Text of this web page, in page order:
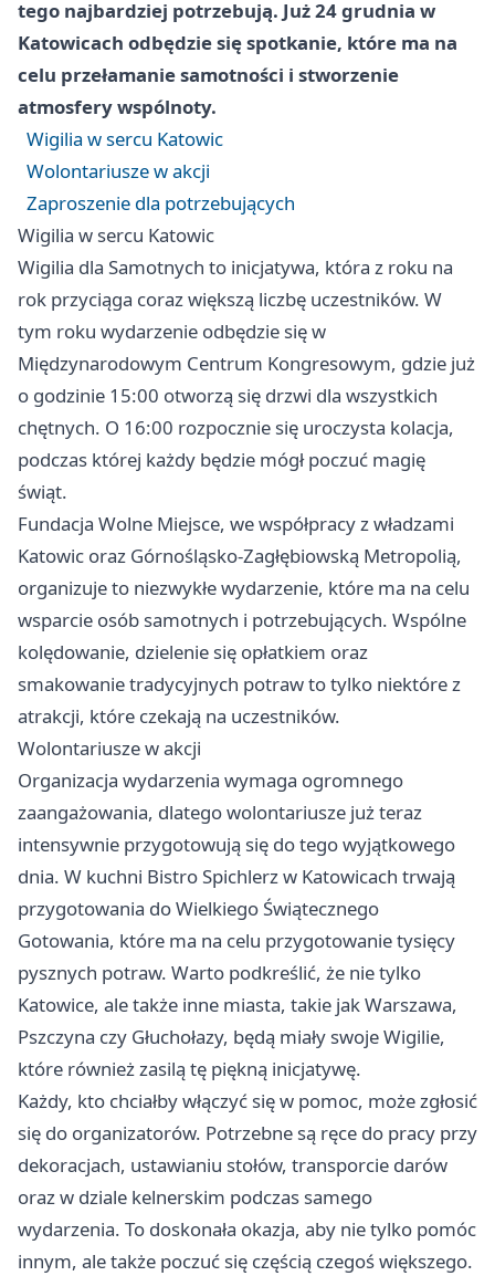
tego najbardziej potrzebują. Już 24 grudnia w
Katowicach odbędzie się spotkanie, które ma na
celu przełamanie samotności i stworzenie
atmosfery wspólnoty.
Wigilia w sercu Katowic
Wolontariusze w akcji
Zaproszenie dla potrzebujących
Wigilia w sercu Katowic
Wigilia dla Samotnych to inicjatywa, która z roku na
rok przyciąga coraz większą liczbę uczestników. W
tym roku wydarzenie odbędzie się w
Międzynarodowym Centrum Kongresowym, gdzie już
o godzinie 15:00 otworzą się drzwi dla wszystkich
chętnych. O 16:00 rozpocznie się uroczysta kolacja,
podczas której każdy będzie mógł poczuć magię
świąt.
Fundacja Wolne Miejsce, we współpracy z władzami
Katowic oraz Górnośląsko-Zagłębiowską Metropolią,
organizuje to niezwykłe wydarzenie, które ma na celu
wsparcie osób samotnych i potrzebujących. Wspólne
kolędowanie, dzielenie się opłatkiem oraz
smakowanie tradycyjnych potraw to tylko niektóre z
atrakcji, które czekają na uczestników.
Wolontariusze w akcji
Organizacja wydarzenia wymaga ogromnego
zaangażowania, dlatego wolontariusze już teraz
intensywnie przygotowują się do tego wyjątkowego
dnia. W kuchni Bistro Spichlerz w Katowicach trwają
przygotowania do Wielkiego Świątecznego
Gotowania, które ma na celu przygotowanie tysięcy
pysznych potraw. Warto podkreślić, że nie tylko
Katowice, ale także inne miasta, takie jak Warszawa,
Pszczyna czy Głuchołazy, będą miały swoje Wigilie,
które również zasilą tę piękną inicjatywę.
Każdy, kto chciałby włączyć się w pomoc, może zgłosić
się do organizatorów. Potrzebne są ręce do pracy przy
dekoracjach, ustawianiu stołów, transporcie darów
oraz w dziale kelnerskim podczas samego
wydarzenia. To doskonała okazja, aby nie tylko pomóc
innym, ale także poczuć się częścią czegoś większego.